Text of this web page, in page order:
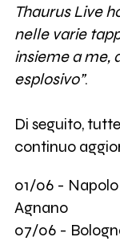
Thaurus Live
nelle varie
insieme a me,
esplosivo”.
Di seguito,
continuo
01/06 -
Agnano
07/06 -